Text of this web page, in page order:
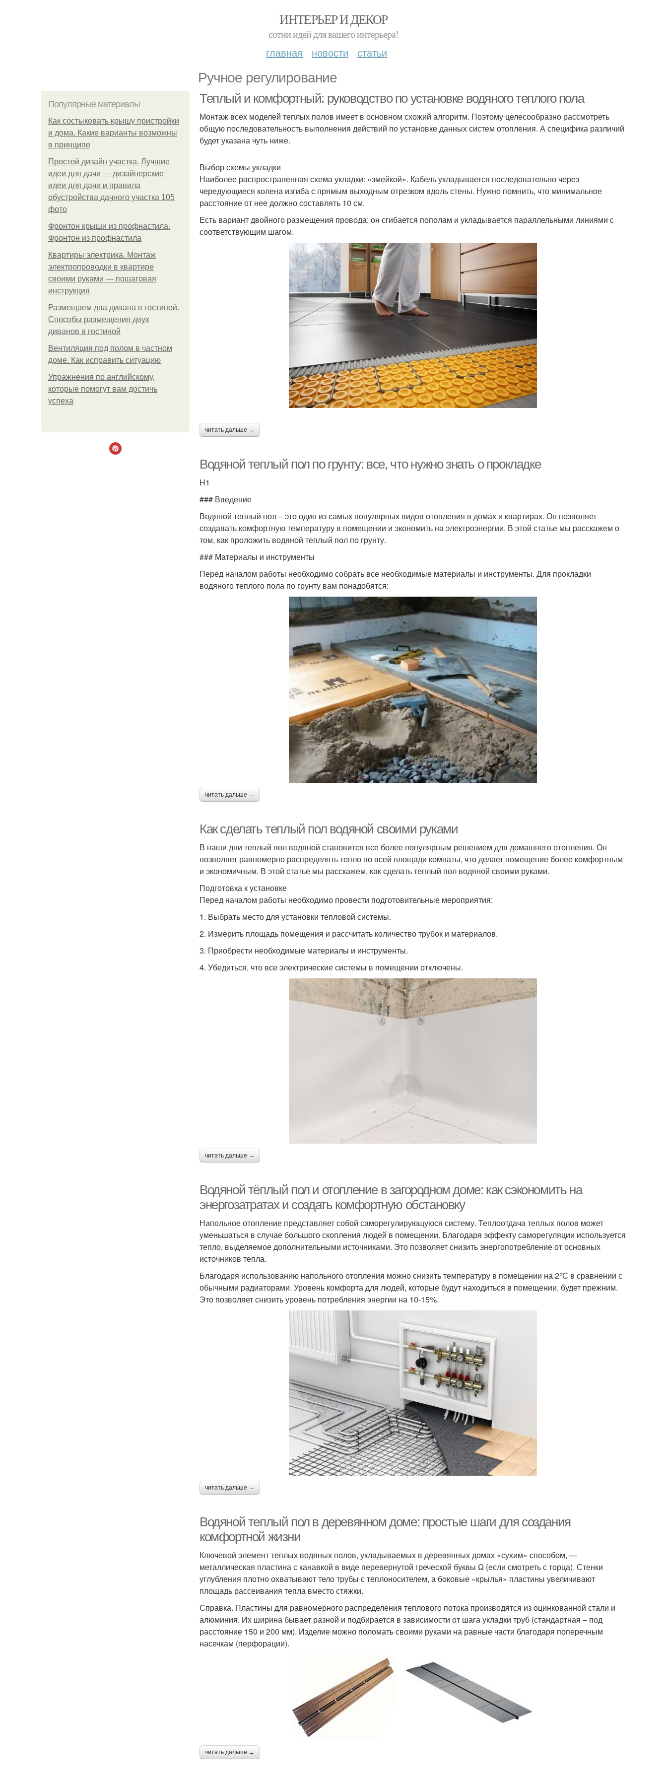
ИНТЕРЬЕР И ДЕКОР
сотни идей для вашего интерьера!
главная новости статьи
Ручное регулирование
Популярные материалы
Как состыковать крышу пристройки
и дома. Какие варианты возможны
в принципе
Простой дизайн участка. Лучшие
идеи для дачи — дизайнерские
идеи для дачи и правила
обустройства дачного участка 105
фото
Фронтон крыши из профнастила.
Фронтон из профнастила
Квартиры электрика. Монтаж
электропроводки в квартире
своими руками — пошаговая
инструкция
Размещаем два дивана в гостиной.
Способы размещения двух
диванов в гостиной
Вентиляция под полом в частном
доме. Как исправить ситуацию
Упражнения по английскому,
которые помогут вам достичь
успеха
Теплый и комфортный: руководство по установке водяного теплого пола
Монтаж всех моделей теплых полов имеет в основном схожий алгоритм. Поэтому целесообразно рассмотреть
общую последовательность выполнения действий по установке данных систем отопления. А специфика различий
будет указана чуть ниже.
Выбор схемы укладки
Наиболее распространенная схема укладки: «змейкой». Кабель укладывается последовательно через
чередующиеся колена изгиба с прямым выходным отрезком вдоль стены. Нужно помнить, что минимальное
расстояние от нее должно составлять 10 см.
Есть вариант двойного размещения провода: он сгибается пополам и укладывается параллельными линиями с
соответствующим шагом.
читать дальше →
Водяной теплый пол по грунту: все, что нужно знать о прокладке
H1
### Введение
Водяной теплый пол – это один из самых популярных видов отопления в домах и квартирах. Он позволяет
создавать комфортную температуру в помещении и экономить на электроэнергии. В этой статье мы расскажем о
том, как проложить водяной теплый пол по грунту.
### Материалы и инструменты
Перед началом работы необходимо собрать все необходимые материалы и инструменты. Для прокладки
водяного теплого пола по грунту вам понадобятся:
читать дальше →
Как сделать теплый пол водяной своими руками
В наши дни теплый пол водяной становится все более популярным решением для домашнего отопления. Он
позволяет равномерно распределять тепло по всей площади комнаты, что делает помещение более комфортным
и экономичным. В этой статье мы расскажем, как сделать теплый пол водяной своими руками.
Подготовка к установке
Перед началом работы необходимо провести подготовительные мероприятия:
1. Выбрать место для установки тепловой системы.
2. Измерить площадь помещения и рассчитать количество трубок и материалов.
3. Приобрести необходимые материалы и инструменты.
4. Убедиться, что все электрические системы в помещении отключены.
читать дальше →
Водяной тёплый пол и отопление в загородном доме: как сэкономить на
энергозатратах и создать комфортную обстановку
Напольное отопление представляет собой саморегулирующуюся систему. Теплоотдача теплых полов может
уменьшаться в случае большого скопления людей в помещении. Благодаря эффекту саморегуляции используется
тепло, выделяемое дополнительными источниками. Это позволяет снизить энергопотребление от основных
источников тепла.
Благодаря использованию напольного отопления можно снизить температуру в помещении на 2°С в сравнении с
обычными радиаторами. Уровень комфорта для людей, которые будут находиться в помещении, будет прежним.
Это позволяет снизить уровень потребления энергии на 10-15%.
читать дальше →
Водяной теплый пол в деревянном доме: простые шаги для создания
комфортной жизни
Ключевой элемент теплых водяных полов, укладываемых в деревянных домах «сухим» способом, —
металлическая пластина с канавкой в виде перевернутой греческой буквы Ω (если смотреть с торца). Стенки
углубления плотно охватывают тело трубы с теплоносителем, а боковые «крылья» пластины увеличивают
площадь рассеивания тепла вместо стяжки.
Справка. Пластины для равномерного распределения теплового потока производятся из оцинкованной стали и
алюминия. Их ширина бывает разной и подбирается в зависимости от шага укладки труб (стандартная – под
расстояние 150 и 200 мм). Изделие можно поломать своими руками на равные части благодаря поперечным
насечкам (перфорации).
читать дальше →